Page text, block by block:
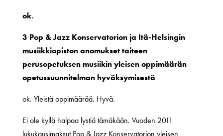
ok.
3 Pop & Jazz Konservatorion ja Itä-Helsingin
musiikkiopiston anomukset taiteen
perusopetuksen musiikin yleisen oppimäärän
opetussuunnitelman hyväksymisestä
ok. Yleistä oppimäärää. Hyvä.
Ei ole kyllä halpaa lystiä tämäkään. Vuoden 2011
lukukausimaksut Pop & Jazz Konservatorion yleisen